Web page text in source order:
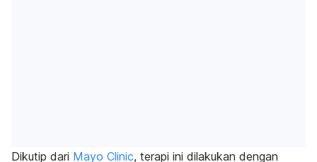
Dikutip dari Mayo Clinic, terapi ini dilakukan dengan